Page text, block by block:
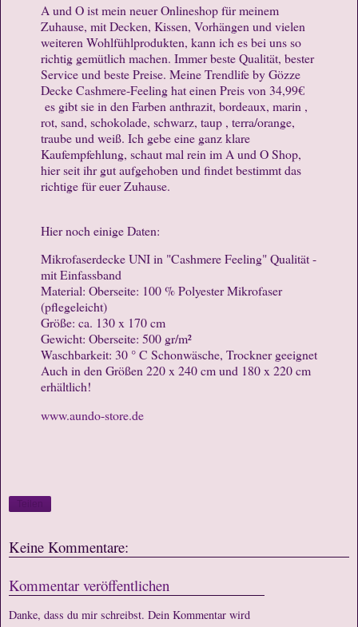
A und O ist mein neuer Onlineshop für meinem
Zuhause, mit Decken, Kissen, Vorhängen und vielen
weiteren Wohlfühlprodukten, kann ich es bei uns so
richtig gemütlich machen. Immer beste Qualität, bester
Service und beste Preise. Meine Trendlife by Gözze
Decke Cashmere-Feeling hat einen Preis von 34,99€
es gibt sie in den Farben anthrazit, bordeaux, marin ,
rot, sand, schokolade, schwarz, taup , terra/orange,
traube und weiß. Ich gebe eine ganz klare
Kaufempfehlung, schaut mal rein im A und O Shop,
hier seit ihr gut aufgehoben und findet bestimmt das
richtige für euer Zuhause.
Hier noch einige Daten:
Mikrofaserdecke UNI in "Cashmere Feeling" Qualität -
mit Einfassband
Material: Oberseite: 100 % Polyester Mikrofaser
(pflegeleicht)
Größe: ca. 130 x 170 cm
Gewicht: Oberseite: 500 gr/m²
Waschbarkeit: 30 ° C Schonwäsche, Trockner geeignet
Auch in den Größen 220 x 240 cm und 180 x 220 cm
erhältlich!
www.aundo-store.de
Keine Kommentare:
Kommentar veröffentlichen
Danke, dass du mir schreibst. Dein Kommentar wird